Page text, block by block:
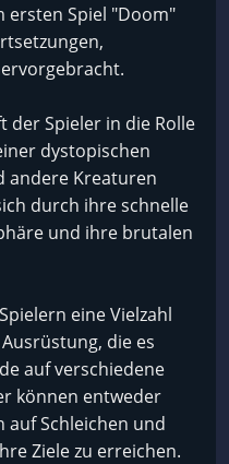
ersten Spiel "Doom"
der Spieler in die Rolle
dystopischen
andere Kreaturen
durch ihre schnelle
und ihre brutalen
eine Vielzahl
die es
auf verschiedene
können entweder
auf Schleichen und
Ziele zu erreichen.